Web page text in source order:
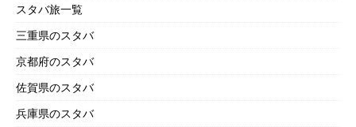
スタバ旅一覧
三重県のスタバ
京都府のスタバ
佐賀県のスタバ
兵庫県のスタバ